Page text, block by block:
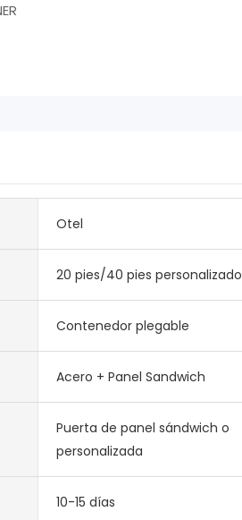
Otel
20 pies/40 pies personalizado
Contenedor plegable
Acero + Panel Sandwich
Puerta de panel sándwich o
personalizada
10-15 días